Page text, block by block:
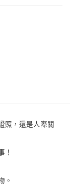
照，還是人際關
！
。